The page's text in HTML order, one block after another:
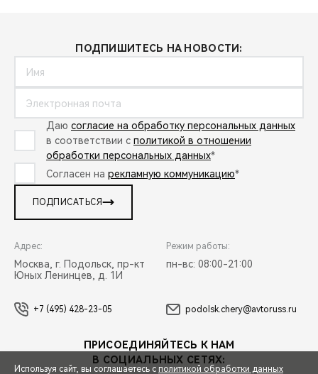
ПОДПИШИТЕСЬ НА НОВОСТИ:
Даю согласие на обработку персональных данных
в соответствии с политикой в отношении
обработки персональных данных*
Согласен на рекламную коммуникацию*
ПОДПИСАТЬСЯ
Адрес:
Москва, г. Подольск, пр-кт
Юных Ленинцев, д. 1И
Режим работы:
пн-вс: 08:00-21:00
+7 (495) 428-23-05 podolsk.chery@avtoruss.ru
ПРИСОЕДИНЯЙТЕСЬ К НАМ
В СОЦИАЛЬНЫХ СЕТЯХ:
Используя сайт, вы соглашаетесь с политикой обработки данных